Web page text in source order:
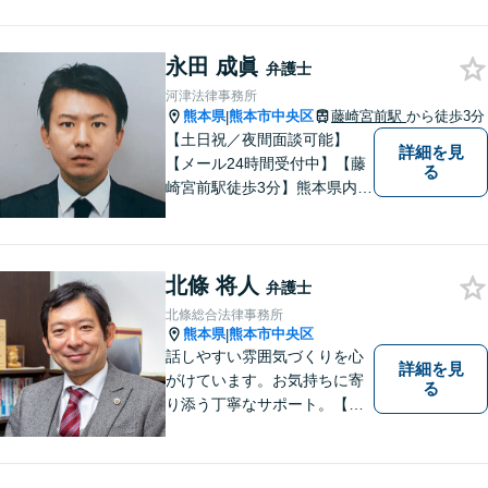
い！
永田 成眞 弁護士
河津法律事務所
熊本県|熊本市中央区 藤崎宮前駅 から徒歩3分
【土日祝／夜間面談可能】
【メール24時間受付中】【藤
崎宮前駅徒歩3分】熊本県内及
の方の契約関係トラブルまで
幅広くご相談いただいており
ます。お気軽にご相談くださ
い。
詳細を見
る
北條 将人 弁護士
北條総合法律事務所
熊本県|熊本市中央区
話しやすい雰囲気づくりを心
がけています。お気持ちに寄
り添う丁寧なサポート。【借
詳細を見
る